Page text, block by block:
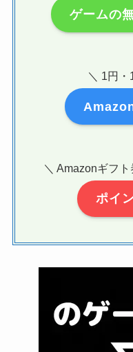
ゲームの
＼ 1円
＼ Amazonギフ
ポイ